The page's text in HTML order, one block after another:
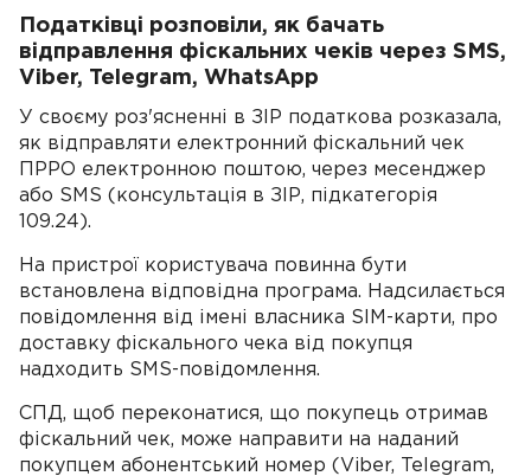
Податківці розповіли, як бачать
відправлення фіскальних чеків через SMS,
Viber, Telegram, WhatsApp
У своєму роз'ясненні в ЗІР податкова розказала,
як відправляти електронний фіскальний чек
ПРРО електронною поштою, через месенджер
або SMS (консультація в ЗІР, підкатегорія
109.24).
На пристрої користувача повинна бути
встановлена відповідна програма. Надсилається
повідомлення від імені власника SIM-карти, про
доставку фіскального чека від покупця
надходить SMS-повідомлення.
СПД, щоб переконатися, що покупець отримав
фіскальний чек, може направити на наданий
покупцем абонентський номер (Viber, Telegram,